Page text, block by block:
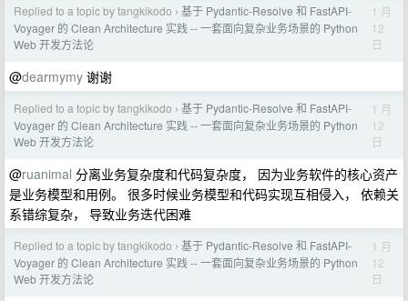
Replied to a topic by tangkikodo › 基于 Pydantic-Resolve 和 FastAPI-
Voyager 的 Clean Architecture 实践 -- 一套面向复杂业务场景的 Python
Web 开发方法论
1 月
12
日
@dearmymy 谢谢
Replied to a topic by tangkikodo › 基于 Pydantic-Resolve 和 FastAPI-
Voyager 的 Clean Architecture 实践 -- 一套面向复杂业务场景的 Python
Web 开发方法论
1 月
12
日
@ruanimal 分离业务复杂度和代码复杂度， 因为业务软件的核心资产
是业务模型和用例。 很多时候业务模型和代码实现互相侵入， 依赖关
系错综复杂， 导致业务迭代困难
Replied to a topic by tangkikodo › 基于 Pydantic-Resolve 和 FastAPI-
Voyager 的 Clean Architecture 实践 -- 一套面向复杂业务场景的 Python
Web 开发方法论
1 月
12
日